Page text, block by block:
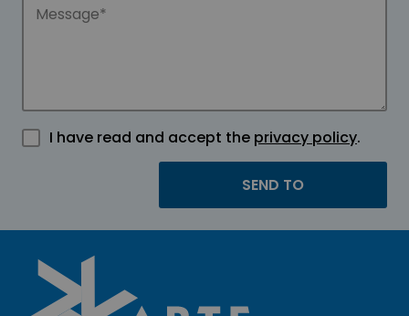
I have read and accept the privacy policy.